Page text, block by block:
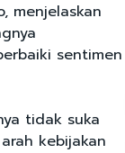
menjelaskan
sentimen
tidak suka
kebijakan